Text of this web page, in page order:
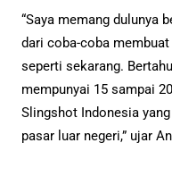
“Saya memang dulunya
dari coba-coba
seperti sekarang.
mempunyai 15 sampai
Slingshot Indonesia
pasar luar negeri,” ujar